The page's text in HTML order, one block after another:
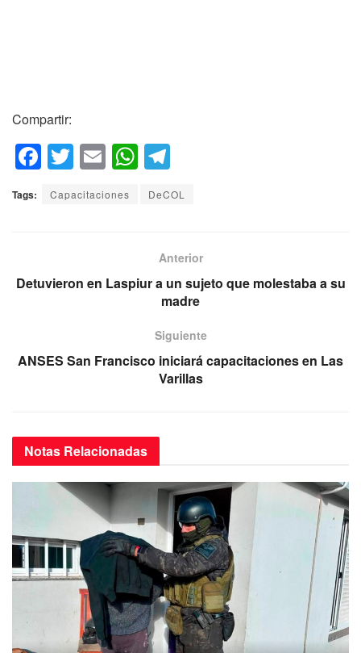
Compartir:
F
a
c
o
T
wi
tt
E
m
ail
W
h
at
p
el
e
a
m
Tags: Capacitaciones DeCOL
Anterior
Detuvieron en Laspiur a un sujeto que molestaba a su
madre
Siguiente
ANSES San Francisco iniciará capacitaciones en Las
Varillas
Notas Relacionadas